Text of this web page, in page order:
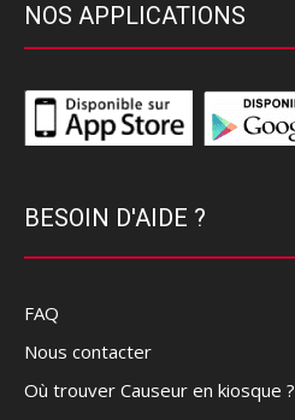
NOS APPLICATIONS
BESOIN D'AIDE ?
FAQ
Nous contacter
Où trouver Causeur en kiosque ?